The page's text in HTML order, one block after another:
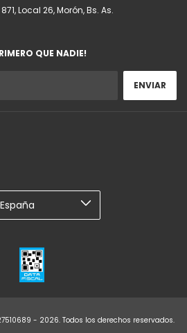
Local 26, Morón, Bs. As.
QUE NADIE!
- 2026. Todos los derechos reservados.